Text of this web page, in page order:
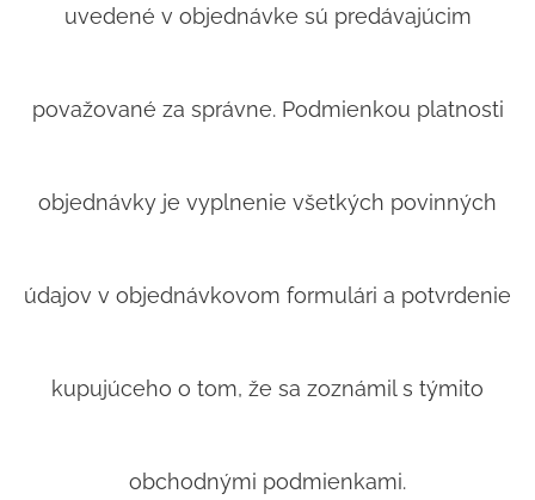
uvedené v objednávke sú predávajúcim
považované za správne. Podmienkou platnosti
objednávky je vyplnenie všetkých povinných
údajov v objednávkovom formulári a potvrdenie
kupujúceho o tom, že sa zoznámil s týmito
obchodnými podmienkami.